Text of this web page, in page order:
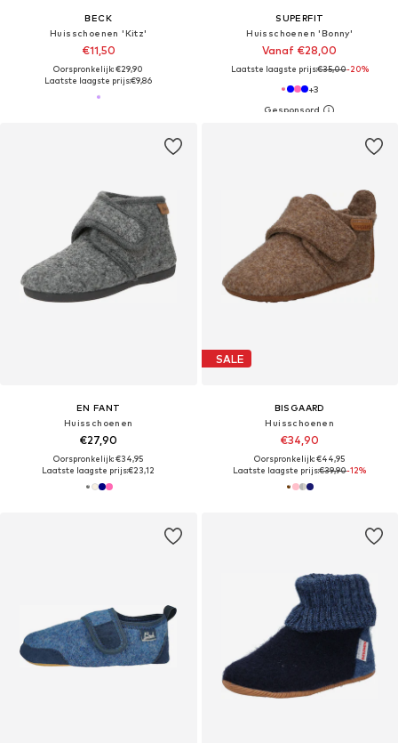
BECK
Huisschoenen 'Kitz'
€11,50
Oorspronkelijk: €29,90
Laatste laagste prijs:€9,86
SUPERFIT
Huisschoenen 'Bonny'
Vanaf €28,00
Laatste laagste prijs:€35,00-20%
+3
EN FANT
Huisschoenen
€27,90
Oorspronkelijk: €34,95
Laatste laagste prijs:€23,12
SALE
BISGAARD
Huisschoenen
€34,90
Oorspronkelijk: €44,95
Laatste laagste prijs:€39,90-12%